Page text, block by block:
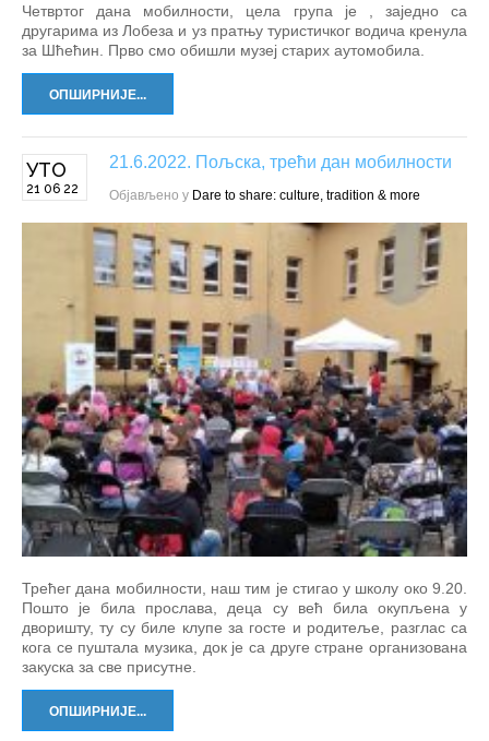
Четвртог дана мобилности, цела група је , заједно са
другарима из Лобеза и уз пратњу туристичког водича кренула
за Шћећин. Прво смо обишли музеј старих аутомобила.
ОПШИРНИЈЕ...
УТО
21 06 22
21.6.2022. Пољска, трећи дан мобилности
Објављено у Dare to share: culture, tradition & more
Трећег дана мобилности, наш тим је стигао у школу око 9.20.
Пошто је била прослава, деца су већ била окупљена у
дворишту, ту су биле клупе за госте и родитеље, разглас са
кога се пуштала музика, док је са друге стране организована
закуска за све присутне.
ОПШИРНИЈЕ...